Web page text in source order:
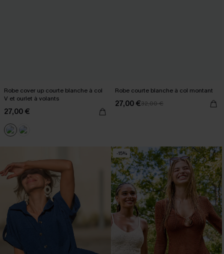
Robe cover up courte blanche à col
V et ourlet à volants
27,00 €
Robe courte blanche à col montant
27,00 €32,00 €
-15%